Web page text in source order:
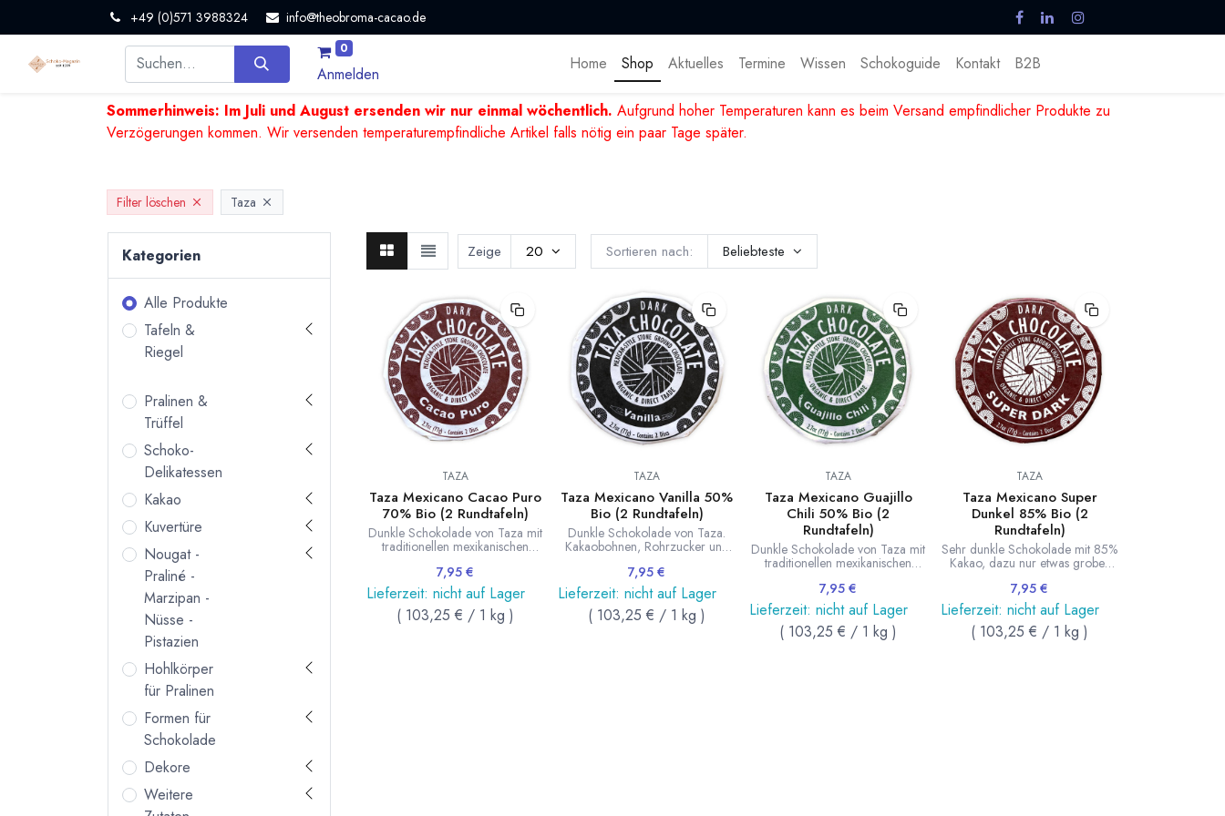
+49 (0)571 3988324 info@theobroma-cacao.de
0
Anmelden
Home Shop Aktuelles Termine Wissen Schokoguide Kontakt B2B
Sommerhinweis: Im Juli und August ersenden wir nur einmal wöchentlich. Aufgrund hoher Temperaturen kann es beim Versand empfindlicher Produkte zu
Verzögerungen kommen. Wir versenden temperaturempfindliche Artikel falls nötig ein paar Tage später.
Filter löschen Taza
Kategorien
Alle Produkte
Tafeln &
Riegel
Pralinen &
Trüffel
Schoko-
Delikatessen
Kakao
Kuvertüre
Nougat -
Praliné -
Marzipan -
Nüsse -
Pistazien
Hohlkörper
für Pralinen
Formen für
Schokolade
Dekore
Weitere
Sortieren nach: Beliebteste
Zeige 20
TAZA
Taza Mexicano Cacao Puro
70% Bio (2 Rundtafeln)
Dunkle Schokolade von Taza mit
traditionellen mexikanischen
grobe Textur unterstreich den
kräftigen Geschmack. 2
Rundtafeln. Inhalt 77g. Auch sehr
gut als Trinkschokolade.
7,95 €
Lieferzeit: nicht auf Lager
( 103,25 € / 1 kg )
TAZA
Taza Mexicano Vanilla 50%
Bio (2 Rundtafeln)
Dunkle Schokolade von Taza.
Kakaobohnen, Rohrzucker und
werden mit traditionellen
mexikanischen Granitmühlsteinen
gemahlen. Mit leicht grobe
Strucktur. 2 Rundtafeln. Inhalt 77g.
Auch sehr gut als
7,95 €
Lieferzeit: nicht auf Lager
( 103,25 € / 1 kg )
TAZA
Taza Mexicano Guajillo
Chili 50% Bio (2
Rundtafeln)
Dunkle Schokolade von Taza mit
traditionellen mexikanischen
Fein abgestimmt mit wärmendem
Guajillo Chili. Lecker mild und
ausgewogen. 2 Rundtafeln. Inhalt
77g. Auch sehr gut als
Trinkschokolade.
7,95 €
Lieferzeit: nicht auf Lager
( 103,25 € / 1 kg )
TAZA
Taza Mexicano Super
Dunkel 85% Bio (2
Rundtafeln)
Sehr dunkle Schokolade mit 85%
Kakao, dazu nur etwas grober
mit traditionellen mexikanischen
Granitmühlsteinen gemahlen. Die
grobe Textur unterstreich den
kräftigen Geschmack. 2
Rundtafeln. Inhalt 77g. Auch sehr
7,95 €
Lieferzeit: nicht auf Lager
( 103,25 € / 1 kg )